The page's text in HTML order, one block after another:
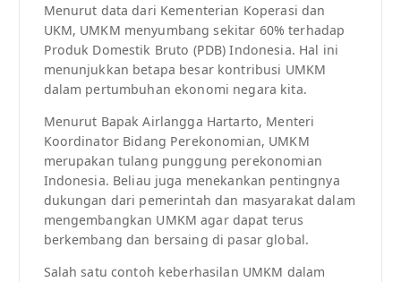
Menurut data dari Kementerian Koperasi dan
UKM, UMKM menyumbang sekitar 60% terhadap
Produk Domestik Bruto (PDB) Indonesia. Hal ini
menunjukkan betapa besar kontribusi UMKM
dalam pertumbuhan ekonomi negara kita.
Menurut Bapak Airlangga Hartarto, Menteri
Koordinator Bidang Perekonomian, UMKM
merupakan tulang punggung perekonomian
Indonesia. Beliau juga menekankan pentingnya
dukungan dari pemerintah dan masyarakat dalam
mengembangkan UMKM agar dapat terus
berkembang dan bersaing di pasar global.
Salah satu contoh keberhasilan UMKM dalam